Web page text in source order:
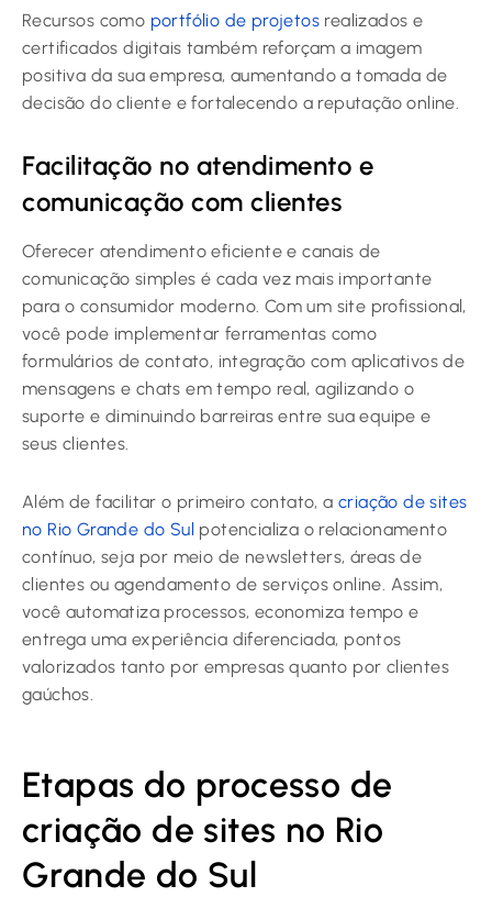
Recursos como portfólio de projetos realizados e
certificados digitais também reforçam a imagem
positiva da sua empresa, aumentando a tomada de
decisão do cliente e fortalecendo a reputação online.
Facilitação no atendimento e
comunicação com clientes
Oferecer atendimento eficiente e canais de
comunicação simples é cada vez mais importante
para o consumidor moderno. Com um site profissional,
você pode implementar ferramentas como
formulários de contato, integração com aplicativos de
mensagens e chats em tempo real, agilizando o
suporte e diminuindo barreiras entre sua equipe e
seus clientes.
Além de facilitar o primeiro contato, a criação de sites
no Rio Grande do Sul potencializa o relacionamento
contínuo, seja por meio de newsletters, áreas de
clientes ou agendamento de serviços online. Assim,
você automatiza processos, economiza tempo e
entrega uma experiência diferenciada, pontos
valorizados tanto por empresas quanto por clientes
gaúchos.
Etapas do processo de
criação de sites no Rio
Grande do Sul